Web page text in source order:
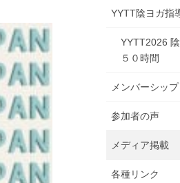
YYTT陰ヨガ指
YYTT2026
５０時間
メンバーシップ
参加者の声
メディア掲載
各種リンク